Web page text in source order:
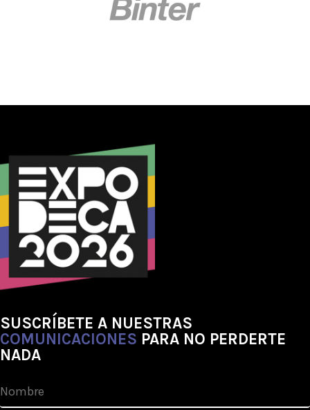
SUSCRÍBETE A NUESTRAS
COMUNICACIONES PARA NO PERDERTE
NADA